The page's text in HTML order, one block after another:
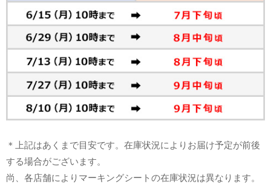
＊上記はあくまで目安です。在庫状況によりお届け予定が前後
する場合がございます。
尚、各店舗によりマーキングシートの在庫状況は異なります。